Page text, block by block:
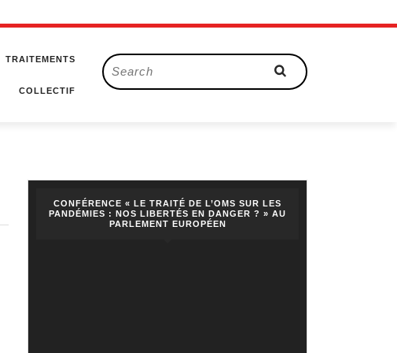
TRAITEMENTS
COLLECTIF
Search
for:
CONFÉRENCE « LE TRAITÉ DE L’OMS SUR LES
PANDÉMIES : NOS LIBERTÉS EN DANGER ? » AU
PARLEMENT EUROPÉEN